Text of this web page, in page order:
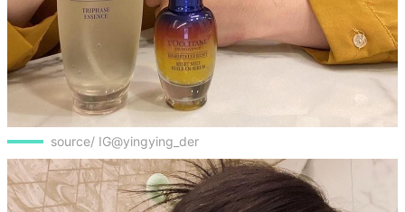
source/ IG@yingying_der